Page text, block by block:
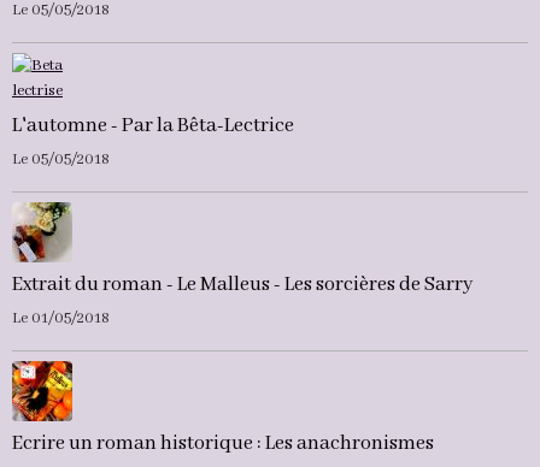
Le 05/05/2018
L'automne - Par la Bêta-Lectrice
Le 05/05/2018
Extrait du roman - Le Malleus - Les sorcières de Sarry
Le 01/05/2018
Ecrire un roman historique : Les anachronismes